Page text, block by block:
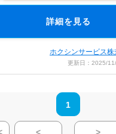
詳細を見る
ホクシンサービス
更新日：2025/
1